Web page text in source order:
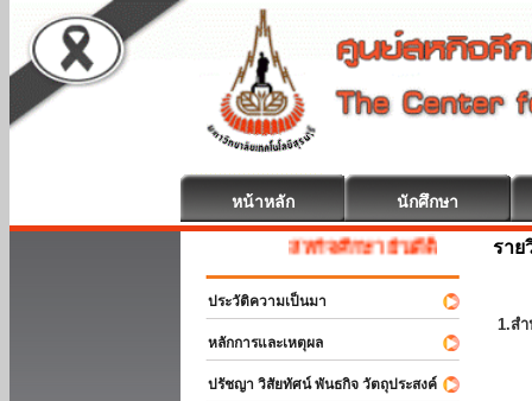
หน้าหลัก นักศึกษา
สหกิจศึกษา ยินดีต้อนรับ
ประวัติความเป็นมา
หลักการและเหตุผล
ปรัชญา วิสัยทัศน์ พันธกิจ วัตถุประสงค์
ราย
1.ส